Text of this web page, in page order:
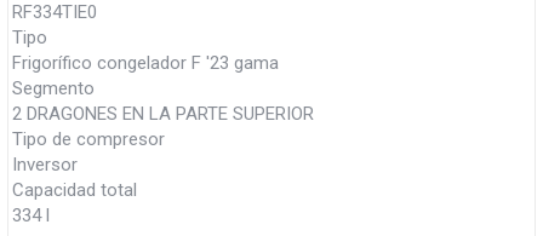
RF334TIE0
Tipo
Frigorífico congelador F '23 gama
Segmento
2 DRAGONES EN LA PARTE SUPERIOR
Tipo de compresor
Inversor
Capacidad total
334 l